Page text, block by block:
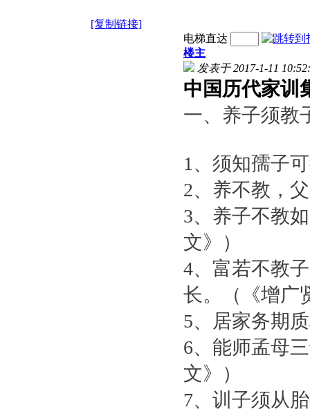
[复制链接]
电梯直达
楼主
发表于 2017-1-11
中国历代家训
一、养子须教
1、须知孺子
2、养不教，
3、养子不教
文》）
4、富若不教
长。（《增广
5、居家务期
6、能师孟母
文》）
7、训子须从